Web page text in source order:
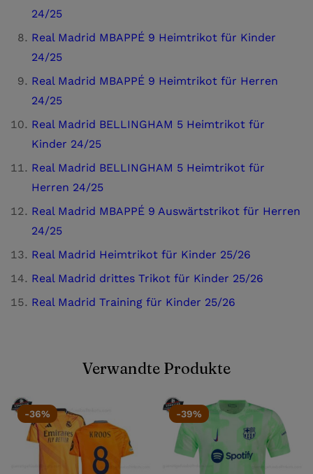
24/25
Real Madrid MBAPPÉ 9 Heimtrikot für Kinder
24/25
Real Madrid MBAPPÉ 9 Heimtrikot für Herren
24/25
Real Madrid BELLINGHAM 5 Heimtrikot für
Kinder 24/25
Real Madrid BELLINGHAM 5 Heimtrikot für
Herren 24/25
Real Madrid MBAPPÉ 9 Auswärtstrikot für Herren
24/25
Real Madrid Heimtrikot für Kinder 25/26
Real Madrid drittes Trikot für Kinder 25/26
Real Madrid Training für Kinder 25/26
Verwandte Produkte
-36% -39%